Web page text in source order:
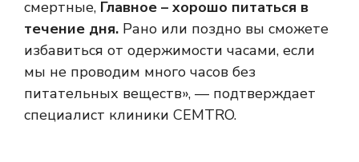
смертные, Главное – хорошо питаться в
течение дня. Рано или поздно вы сможете
избавиться от одержимости часами, если
мы не проводим много часов без
питательных веществ», — подтверждает
специалист клиники CEMTRO.